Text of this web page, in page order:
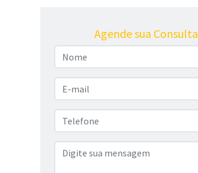
Agende sua Consulta